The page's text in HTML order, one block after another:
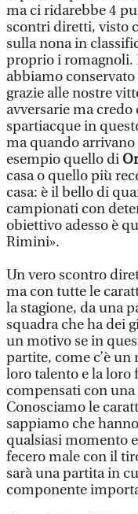
ma ci ridarebbe 4
scontri diretti, visto
sulla nona in
proprio i romagnoli.
abbiamo
grazie alle nostre
avversarie ma credo
spartiacque in
ma quando
esempio quello di
casa o quello più
casa: è il bello di
campionati con
obiettivo adesso è
Rimini».
Un vero scontro
ma con tutte le
la stagione, da una
squadra che ha dei
un motivo se in
partite, come c’è
loro talento e la loro
compensati con
Conosciamo le
sappiamo che
qualsiasi momento
fecero male con il
sarà una partita in
componente